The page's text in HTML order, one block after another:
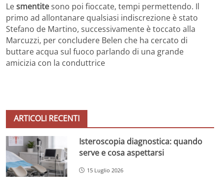
Lesmentitesono poi fioccate, tempi permettendo. Il
primo ad allontanare qualsiasi indiscrezione è stato
Stefano de Martino, successivamente è toccato alla
Marcuzzi, per concludere Belen che ha cercato di
buttare acqua sul fuoco parlando di una grande
amicizia con la conduttrice
ARTICOLI RECENTI
Isteroscopia diagnostica: quando
serve e cosa aspettarsi
15 Luglio 2026